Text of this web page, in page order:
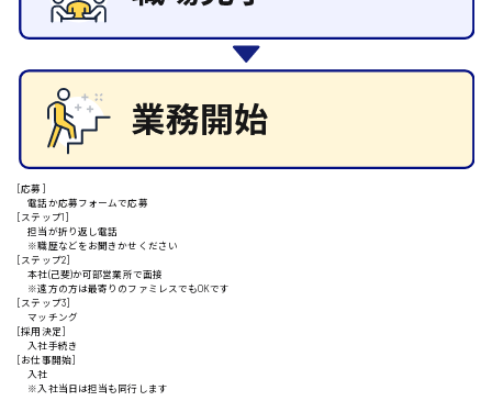
自動車整備士
安芸郡
山口県
日給10000円以上
[応募]
電話か応募フォームで応募
[ステップ1]
担当が折り返し電話
※職歴などをお聞きかせください
[ステップ2]
本社(己斐)か可部営業所で面接
※遠方の方は最寄りのファミレスでもOKです
[ステップ3]
マッチング
[採用決定]
入社手続き
[お仕事開始]
入社
※入社当日は担当も同行します